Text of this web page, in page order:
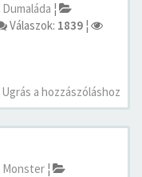
Dumaláda ¦
Válaszok: 1839 ¦
Ugrás a hozzászóláshoz
Monster ¦